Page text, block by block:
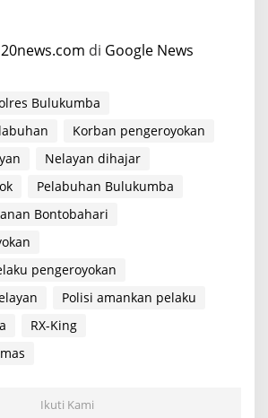
di Google News
Bulukumba
Korban pengeroyokan
Nelayan dihajar
Pelabuhan Bulukumba
Bontobahari
pengeroyokan
Polisi amankan pelaku
RX-King
Ikuti Kami